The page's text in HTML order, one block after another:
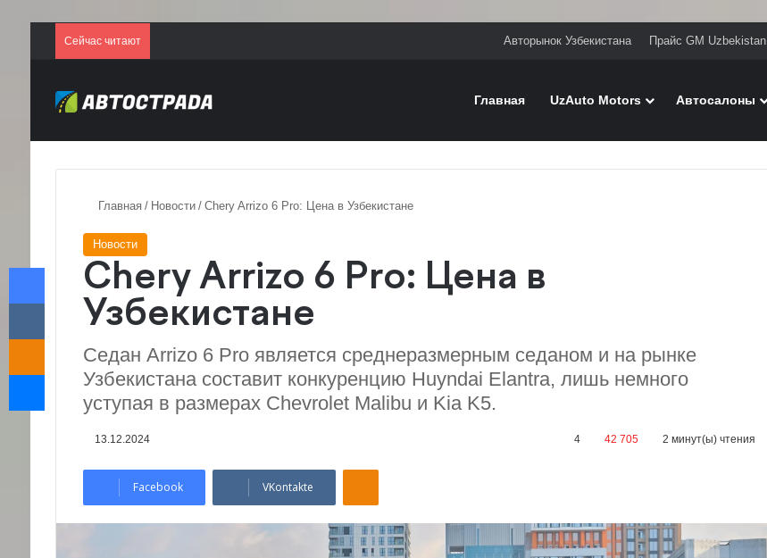
Сейчас читают Авторынок Узбекистана Прайс GM Uzbekistan
Главная UzAuto Motors Автосалоны
Главная / Новости / Chery Arrizo 6 Pro: Цена в Узбекистане
Новости
Chery Arrizo 6 Pro: Цена в
Узбекистане
Седан Arrizo 6 Pro является среднеразмерным седаном и на рынке
Узбекистана составит конкуренцию Huyndai Elantra, лишь немного
уступая в размерах Chevrolet Malibu и Kia K5.
13.12.2024 4 42 705 2 минут(ы) чтения
Facebook VKontakte
Odnoklassniki
Facebook
VKontakte
Messenger